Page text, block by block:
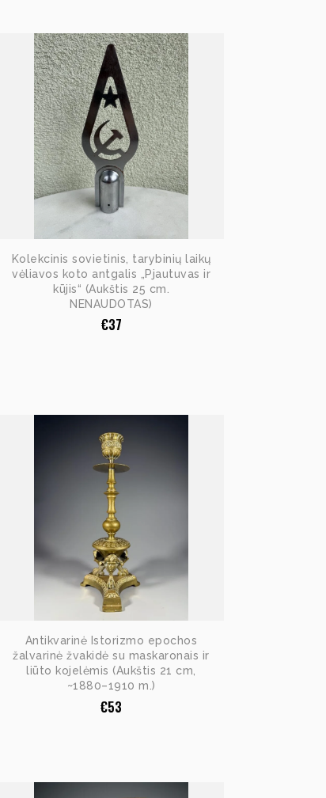
Kolekcinis sovietinis, tarybinių laikų
vėliavos koto antgalis „Pjautuvas ir
kūjis“ (Aukštis 25 cm.
NENAUDOTAS)
€37
Antikvarinė Istorizmo epochos
žalvarinė žvakidė su maskaronais ir
liūto kojelėmis (Aukštis 21 cm,
~1880–1910 m.)
€53